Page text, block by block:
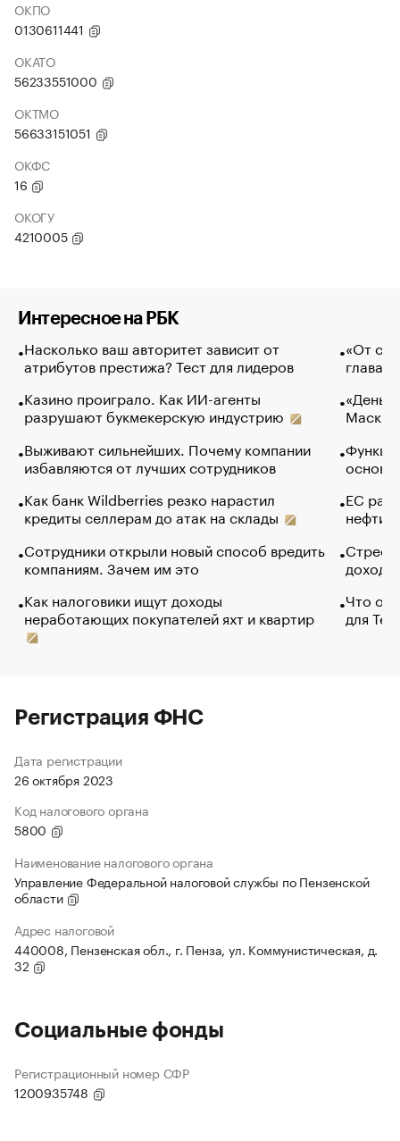
ОКПО
0130611441
ОКАТО
56233551000
ОКТМО
56633151051
ОКФС
16
ОКОГУ
4210005
Интересное на РБК
Насколько ваш авторитет зависит от
атрибутов престижа? Тест для лидеров
Казино проиграло. Как ИИ-агенты
разрушают букмекерскую индустрию
Выживают сильнейших. Почему компании
избавляются от лучших сотрудников
Как банк Wildberries резко нарастил
кредиты селлерам до атак на склады
Сотрудники открыли новый способ вредить
компаниям. Зачем им это
Как налоговики ищут доходы
неработающих покупателей яхт и квартир
«От
глава
Маск в
основ
ЕС
нефти
Что
для
Регистрация ФНС
Дата регистрации
26 октября 2023
Код налогового органа
5800
Наименование налогового органа
Управление Федеральной налоговой службы по Пензенской
области
Адрес налоговой
440008, Пензенская обл., г. Пенза, ул. Коммунистическая, д.
32
Социальные фонды
Регистрационный номер СФР
1200935748